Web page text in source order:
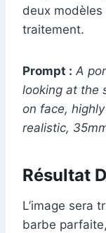
deux
traitement.
Prompt : A
looking at the
on face,
realistic,
Résultat
L’image sera
barbe